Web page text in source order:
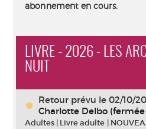
abonnement en cours.
LIVRE - 2026 - LES
NUIT
Retour prévu le 02/10/
Charlotte Delbo
Adultes | Livre adulte |